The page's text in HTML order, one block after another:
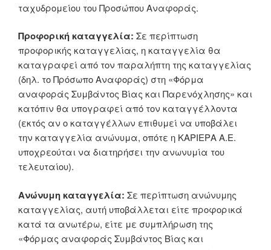
ταχυδρομείου του Προσώπου Αναφοράς.
Προφορική καταγγελία: Σε περίπτωση
προφορικής καταγγελίας, η καταγγελία θα
καταγραφεί από τον παραλήπτη της καταγγελίας
(δηλ. το Πρόσωπο Αναφοράς) στη «Φόρμα
αναφοράς Συμβάντος Bίας και Παρενόχλησης» και
κατόπιν θα υπογραφεί από τον καταγγέλλοντα
(εκτός αν ο καταγγέλλων επιθυμεί να υποβάλει
την καταγγελία ανώνυμα, οπότε η ΚΑΡΙΕΡΑ Α.Ε.
υποχρεούται να διατηρήσει την ανωνυμία του
τελευταίου).
Ανώνυμη καταγγελία: Σε περίπτωση ανώνυμης
καταγγελίας, αυτή υποβάλλεται είτε προφορικά
κατά τα ανωτέρω, είτε με συμπλήρωση της
«Φόρμας αναφοράς Συμβάντος Bίας και